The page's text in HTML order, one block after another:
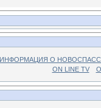
ИНФОРМАЦИЯ О
ON LINE TV